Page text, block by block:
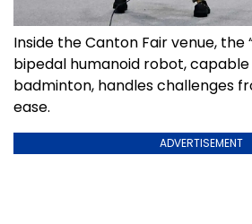
Inside the Canton Fair venue, the
bipedal humanoid robot,
badminton, handles challenges
ease.
ADVERTISEMENT